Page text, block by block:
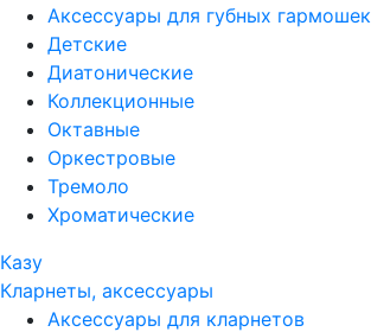
Аксессуары для губных гармошек
Детские
Диатонические
Коллекционные
Октавные
Оркестровые
Тремоло
Хроматические
Казу
Кларнеты, аксессуары
Аксессуары для кларнетов